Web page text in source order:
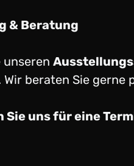
& Beratung
unseren
Wir beraten Sie
Sie uns für eine